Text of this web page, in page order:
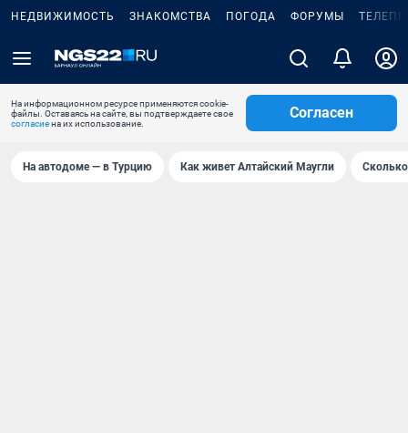
НЕДВИЖИМОСТЬ ЗНАКОМСТВА ПОГОДА ФОРУМЫ
На информационном ресурсе применяются cookie-
файлы. Оставаясь на сайте, вы подтверждаете свое
согласиена их использование.
Согласен
На автодоме — в Турцию Как живет Алтайский Маугли